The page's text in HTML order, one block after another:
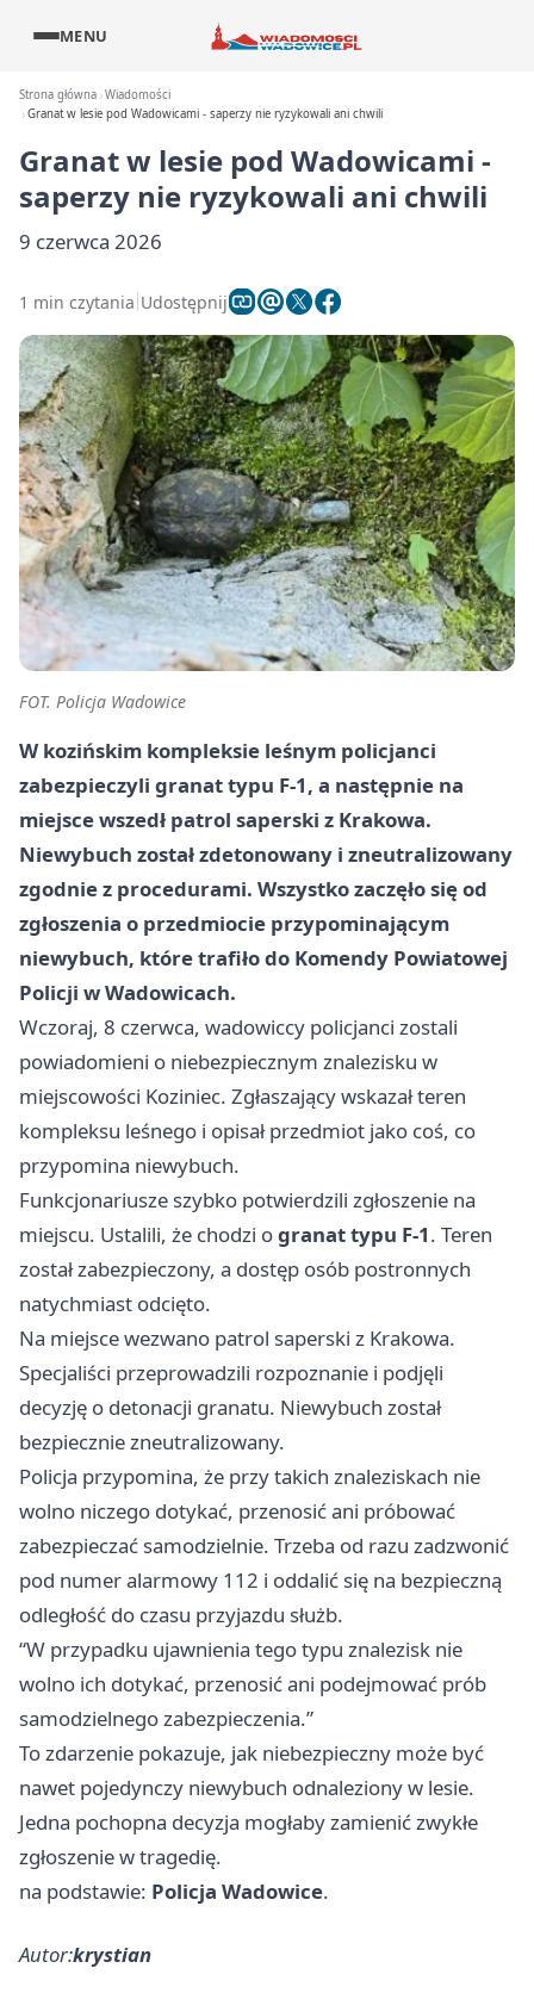
MENU
Strona główna Wiadomości
Granat w lesie pod Wadowicami - saperzy nie ryzykowali ani chwili
Granat w lesie pod Wadowicami -
saperzy nie ryzykowali ani chwili
9 czerwca 2026
1 min czytania Udostępnij
FOT. Policja Wadowice
W kozińskim kompleksie leśnym policjanci
zabezpieczyli granat typu F-1, a następnie na
miejsce wszedł patrol saperski z Krakowa.
Niewybuch został zdetonowany i zneutralizowany
zgodnie z procedurami. Wszystko zaczęło się od
zgłoszenia o przedmiocie przypominającym
niewybuch, które trafiło do Komendy Powiatowej
Policji w Wadowicach.
Wczoraj, 8 czerwca, wadowiccy policjanci zostali
powiadomieni o niebezpiecznym znalezisku w
miejscowości Koziniec. Zgłaszający wskazał teren
kompleksu leśnego i opisał przedmiot jako coś, co
przypomina niewybuch.
Funkcjonariusze szybko potwierdzili zgłoszenie na
miejscu. Ustalili, że chodzi ogranat typu F-1. Teren
został zabezpieczony, a dostęp osób postronnych
natychmiast odcięto.
Na miejsce wezwano patrol saperski z Krakowa.
Specjaliści przeprowadzili rozpoznanie i podjęli
decyzję o detonacji granatu. Niewybuch został
bezpiecznie zneutralizowany.
Policja przypomina, że przy takich znaleziskach nie
wolno niczego dotykać, przenosić ani próbować
zabezpieczać samodzielnie. Trzeba od razu zadzwonić
pod numer alarmowy 112 i oddalić się na bezpieczną
odległość do czasu przyjazdu służb.
“W przypadku ujawnienia tego typu znalezisk nie
wolno ich dotykać, przenosić ani podejmować prób
samodzielnego zabezpieczenia.”
To zdarzenie pokazuje, jak niebezpieczny może być
nawet pojedynczy niewybuch odnaleziony w lesie.
Jedna pochopna decyzja mogłaby zamienić zwykłe
zgłoszenie w tragedię.
na podstawie: Policja Wadowice.
Autor:krystian